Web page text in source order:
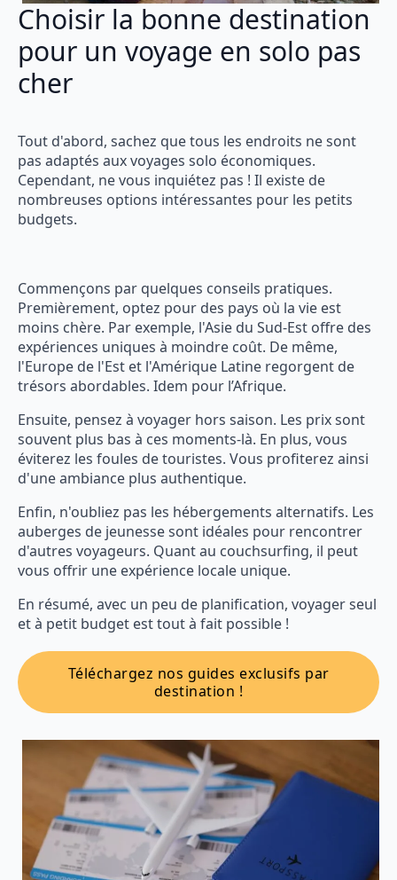
Choisir la bonne destination
pour un voyage en solo pas
cher
Tout d'abord, sachez que tous les endroits ne sont
pas adaptés aux voyages solo économiques.
Cependant, ne vous inquiétez pas ! Il existe de
nombreuses options intéressantes pour les petits
budgets.
Commençons par quelques conseils pratiques.
Premièrement, optez pour des pays où la vie est
moins chère. Par exemple, l'Asie du Sud-Est offre des
expériences uniques à moindre coût. De même,
l'Europe de l'Est et l'Amérique Latine regorgent de
trésors abordables. Idem pour l’Afrique.
Ensuite, pensez à voyager hors saison. Les prix sont
souvent plus bas à ces moments-là. En plus, vous
éviterez les foules de touristes. Vous profiterez ainsi
d'une ambiance plus authentique.
Enfin, n'oubliez pas les hébergements alternatifs. Les
auberges de jeunesse sont idéales pour rencontrer
d'autres voyageurs. Quant au couchsurfing, il peut
vous offrir une expérience locale unique.
En résumé, avec un peu de planification, voyager seul
et à petit budget est tout à fait possible !
Téléchargez nos guides exclusifs par
destination !